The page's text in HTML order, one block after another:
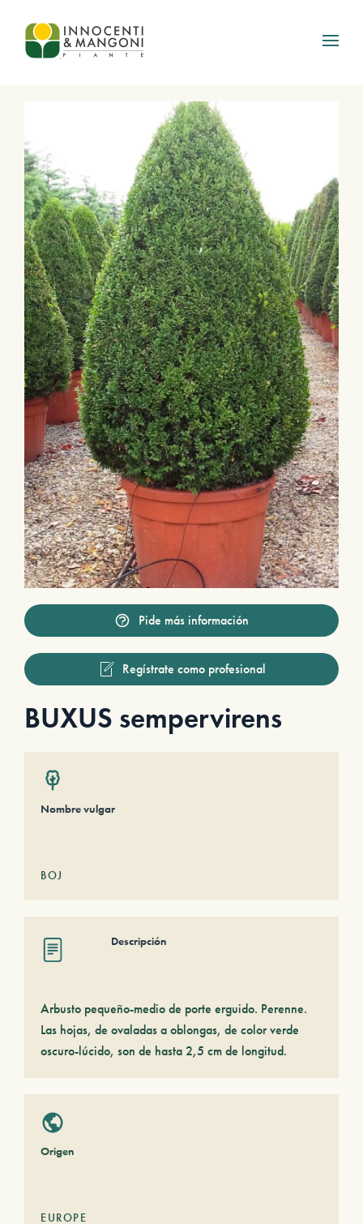
Skip to main content
Pide más información
Regístrate como profesional
BUXUS sempervirens
Nombre vulgar
BOJ
Descripción
Arbusto pequeño-medio de porte erguido. Perenne.
Las hojas, de ovaladas a oblongas, de color verde
oscuro-lúcido, son de hasta 2,5 cm de longitud.
Origen
EUROPE